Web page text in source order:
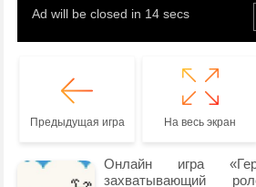
Предыдущая игра На весь экран
Онлайн игра
захватывающий